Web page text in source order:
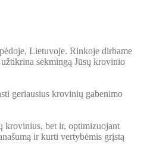
Lietuvoje. Rinkoje dirbame
sėkmingą Jūsų krovinio
geriausius krovinių gabenimo
krovinius, bet ir, optimizuojant
ir kurti vertybėmis grįstą